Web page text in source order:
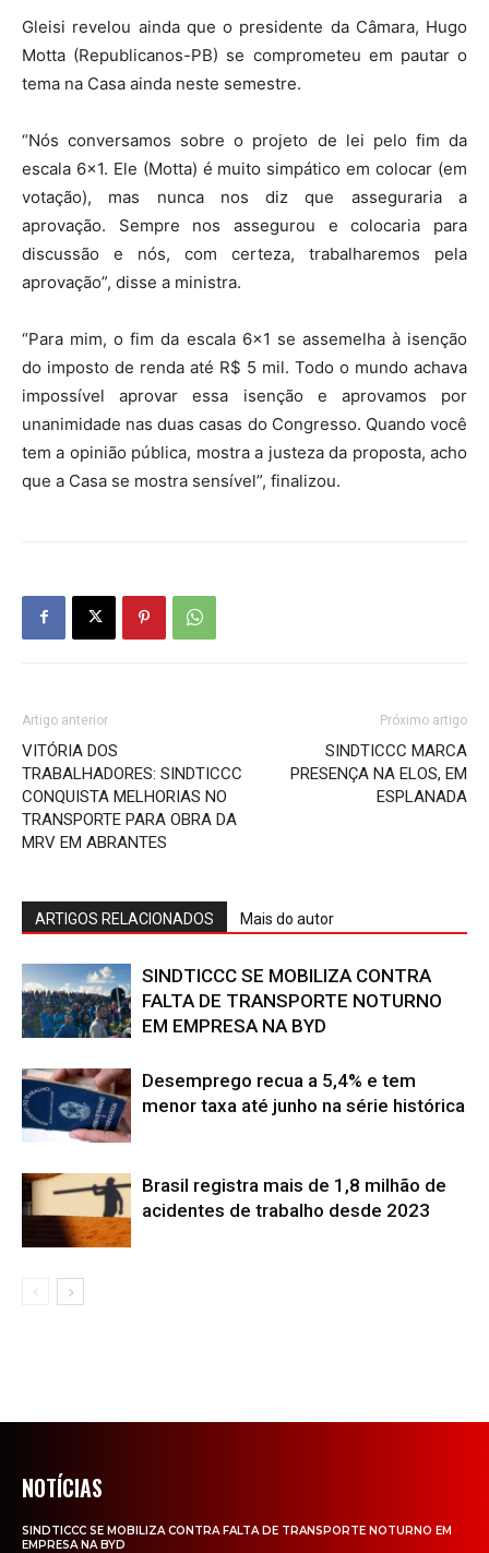
Gleisi revelou ainda que o presidente da Câmara, Hugo
Motta (Republicanos-PB) se comprometeu em pautar o
tema na Casa ainda neste semestre.
“Nós conversamos sobre o projeto de lei pelo fim da
escala 6×1. Ele (Motta) é muito simpático em colocar (em
votação), mas nunca nos diz que asseguraria a
aprovação. Sempre nos assegurou e colocaria para
discussão e nós, com certeza, trabalharemos pela
aprovação”, disse a ministra.
“Para mim, o fim da escala 6×1 se assemelha à isenção
do imposto de renda até R$ 5 mil. Todo o mundo achava
impossível aprovar essa isenção e aprovamos por
unanimidade nas duas casas do Congresso. Quando você
tem a opinião pública, mostra a justeza da proposta, acho
que a Casa se mostra sensível”, finalizou.
Artigo anterior
VITÓRIA DOS
TRABALHADORES: SINDTICCC
CONQUISTA MELHORIAS NO
TRANSPORTE PARA OBRA DA
MRV EM ABRANTES
Próximo artigo
SINDTICCC MARCA
PRESENÇA NA ELOS, EM
ESPLANADA
ARTIGOS RELACIONADOS Mais do autor
SINDTICCC SE MOBILIZA CONTRA
FALTA DE TRANSPORTE NOTURNO
EM EMPRESA NA BYD
Desemprego recua a 5,4% e tem
menor taxa até junho na série histórica
Brasil registra mais de 1,8 milhão de
acidentes de trabalho desde 2023
NOTÍCIAS
SINDTICCC SE MOBILIZA CONTRA FALTA DE TRANSPORTE NOTURNO EM
EMPRESA NA BYD